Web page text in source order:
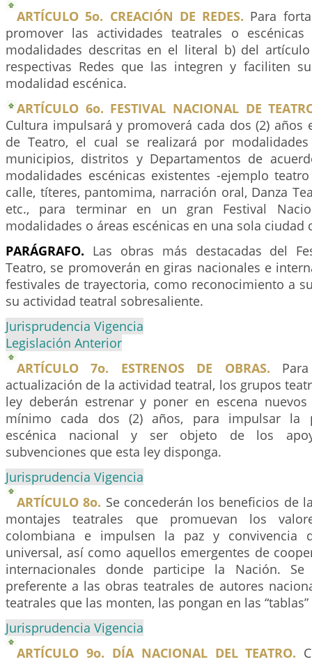
ARTÍCULO 5o. CREACIÓN DE REDES. Para
promover las actividades teatrales o
modalidades descritas en el literal b) del
respectivas Redes que las integren y faciliten
modalidad escénica.
ARTÍCULO 6o. FESTIVAL NACIONAL DE
Cultura impulsará y promoverá cada dos (2) años
de Teatro, el cual se realizará por
municipios, distritos y Departamentos de
modalidades escénicas existentes -ejemplo
calle, títeres, pantomima, narración oral, Danza
etc., para terminar en un gran Festival
modalidades o áreas escénicas en una sola ciudad
PARÁGRAFO. Las obras más destacadas del
Teatro, se promoverán en giras nacionales e
festivales de trayectoria, como reconocimiento a
su actividad teatral sobresaliente.
Jurisprudencia Vigencia
Legislación Anterior
ARTÍCULO 7o. ESTRENOS DE OBRAS.
actualización de la actividad teatral, los grupos
ley deberán estrenar y poner en escena
mínimo cada dos (2) años, para impulsar la
escénica nacional y ser objeto de los
subvenciones que esta ley disponga.
Jurisprudencia Vigencia
ARTÍCULO 8o. Se concederán los beneficios de
montajes teatrales que promuevan los
colombiana e impulsen la paz y convivencia
universal, así como aquellos emergentes de
internacionales donde participe la Nación. Se
preferente a las obras teatrales de autores
teatrales que las monten, las pongan en las
Jurisprudencia Vigencia
ARTÍCULO 9o. DÍA NACIONAL DEL TEATRO.